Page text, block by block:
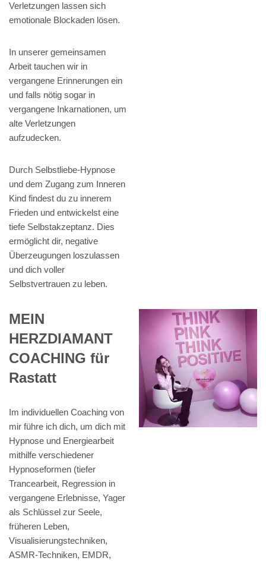
Verletzungen lassen sich
emotionale Blockaden lösen.
In unserer gemeinsamen
Arbeit tauchen wir in
vergangene Erinnerungen ein
und falls nötig sogar in
vergangene Inkarnationen, um
alte Verletzungen
aufzudecken.
Durch Selbstliebe-Hypnose
und dem Zugang zum Inneren
Kind findest du zu innerem
Frieden und entwickelst eine
tiefe Selbstakzeptanz. Dies
ermöglicht dir, negative
Überzeugungen loszulassen
und dich voller
Selbstvertrauen zu leben.
MEIN
HERZDIAMANT
COACHING für
Rastatt
Im individuellen Coaching von
mir führe ich dich, um dich mit
Hypnose und Energiearbeit
mithilfe verschiedener
Hypnoseformen (tiefer
Trancearbeit, Regression in
vergangene Erlebnisse, Yager
als Schlüssel zur Seele,
früheren Leben,
Visualisierungstechniken,
ASMR-Techniken, EMDR,